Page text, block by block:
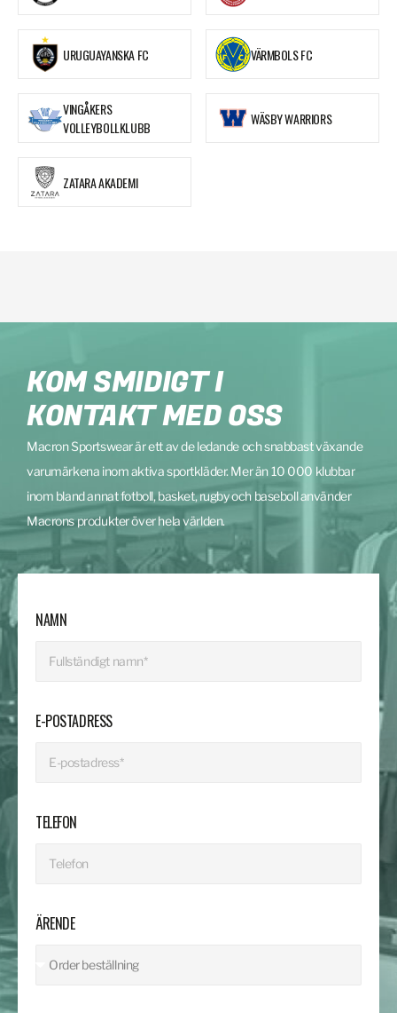
URUGUAYANSKA FC VÄRMBOLS FC
VINGÅKERS
VOLLEYBOLLKLUBB
WÄSBY WARRIORS
ZATARA AKADEMI
KOM SMIDIGT I
KONTAKT MED OSS
Macron Sportswear är ett av de ledande och snabbast växande
varumärkena inom aktiva sportkläder. Mer än 10 000 klubbar
inom bland annat fotboll, basket, rugby och baseboll använder
Macrons produkter över hela världen.
NAMN
E-POSTADRESS
TELEFON
ÄRENDE